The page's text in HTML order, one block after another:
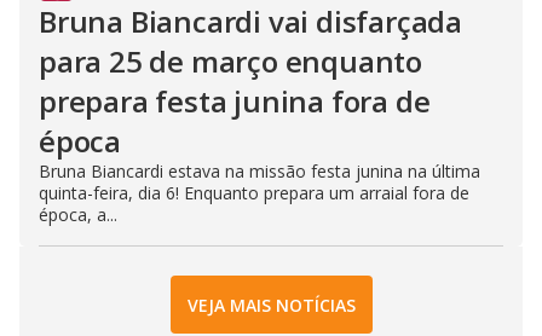
Bruna Biancardi vai disfarçada
para 25 de março enquanto
prepara festa junina fora de
época
Bruna Biancardi estava na missão festa junina na última
quinta-feira, dia 6! Enquanto prepara um arraial fora de
época, a...
VEJA MAIS NOTÍCIAS